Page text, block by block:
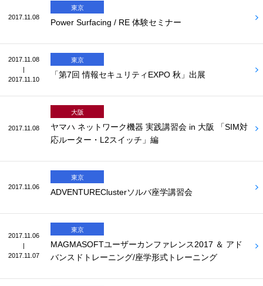
2017.11.08
東京
Power Surfacing / RE 体験セミナー
2017.11.08
|
2017.11.10
東京
「第7回 情報セキュリティEXPO 秋」出展
2017.11.08
大阪
ヤマハ ネットワーク機器 実践講習会 in 大阪 「SIM対
応ルーター・L2スイッチ」編
2017.11.06
東京
ADVENTUREClusterソルバ座学講習会
2017.11.06
|
2017.11.07
東京
MAGMASOFTユーザーカンファレンス2017 ＆ アド
バンスドトレーニング/座学形式トレーニング